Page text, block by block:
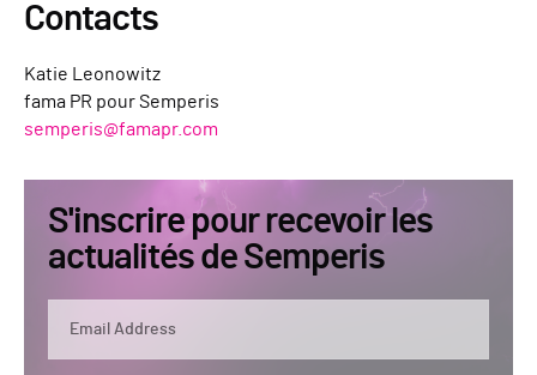
Contacts
Katie Leonowitz
fama PR pour Semperis
semperis@famapr.com
S'inscrire pour recevoir les
actualités de Semperis